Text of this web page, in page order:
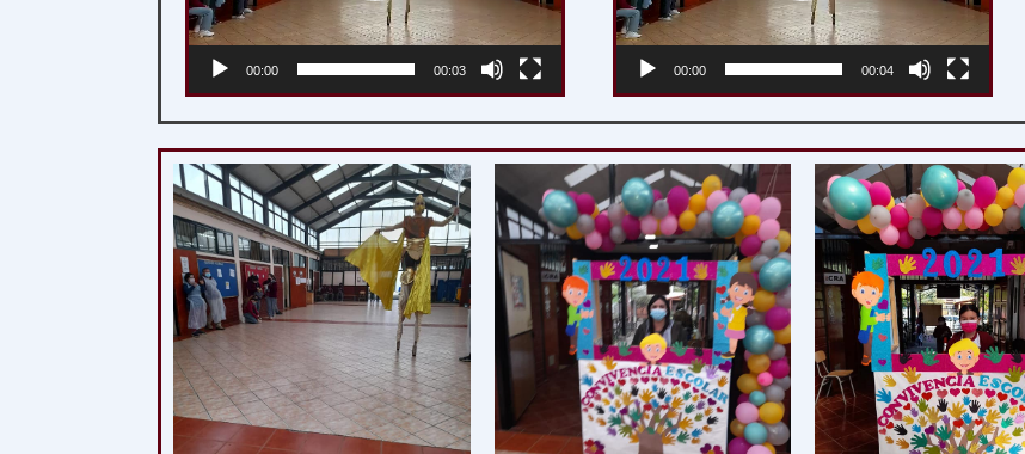
00:00 00:03 00:00 00:04